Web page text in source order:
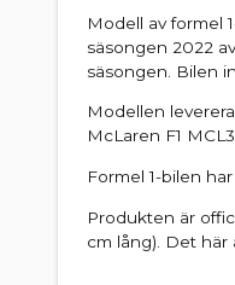
Modell av formel
säsongen 2022
säsongen. Bilen
Modellen
McLaren F1
Formel 1-bilen
Produkten är
cm lång). Det här